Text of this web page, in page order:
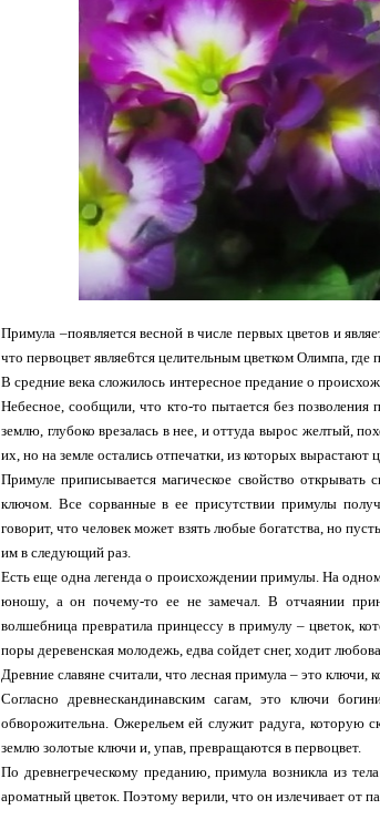
Примула –появляется весной в числе первых цветов и
что первоцвет являе6тся целительным цветком Олимпа,
В средние века сложилось интересное предание о
Небесное, сообщили, что кто-то пытается без
землю, глубоко врезалась в нее, и оттуда вырос желтый,
их, но на земле остались отпечатки, из которых
Примуле приписывается магическое свойство
ключом. Все сорванные в ее присутствии примулы
говорит, что человек может взять любые богатства, но
им в следующий раз.
Есть еще одна легенда о происхождении примулы. На
юношу, а он почему-то ее не замечал. В отчаянии
волшебница превратила принцессу в примулу – цветок,
поры деревенская молодежь, едва сойдет снег, ходит
Древние славяне считали, что лесная примула – это
Согласно древнескандинавским сагам, это ключи
обворожительна. Ожерельем ей служит радуга, которую
землю золотые ключи и, упав, превращаются в первоцвет.
По древнегреческому преданию, примула возникла из
ароматный цветок. Поэтому верили, что он излечивает от